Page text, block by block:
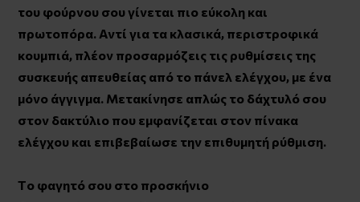
του φούρνου σου γίνεται πιο εύκολη και
πρωτοπόρα. Αντί για τα κλασικά, περιστροφικά
κουμπιά, πλέον προσαρμόζεις τις ρυθμίσεις της
συσκευής απευθείας από το πάνελ ελέγχου, με ένα
μόνο άγγιγμα. Μετακίνησε απλώς το δάχτυλό σου
στον δακτύλιο που εμφανίζεται στον πίνακα
ελέγχου και επιβεβαίωσε την επιθυμητή ρύθμιση.
Τo φαγητό σου στο προσκήνιο